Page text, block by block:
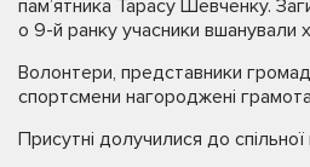
пам’ятника Тарасу Шевченку.
о 9-й ранку учасники вшанували
Волонтери, представники
спортсмени нагороджені
Присутні долучилися до